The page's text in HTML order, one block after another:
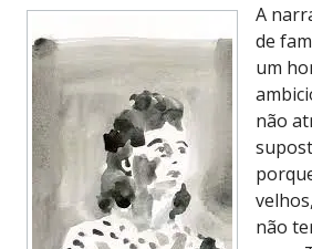
A
de
um
não
não